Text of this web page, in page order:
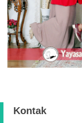
Kontak